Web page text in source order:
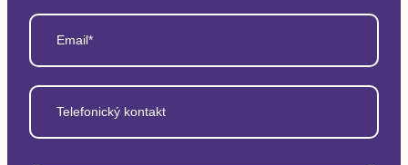
Email*
Telefonický kontakt